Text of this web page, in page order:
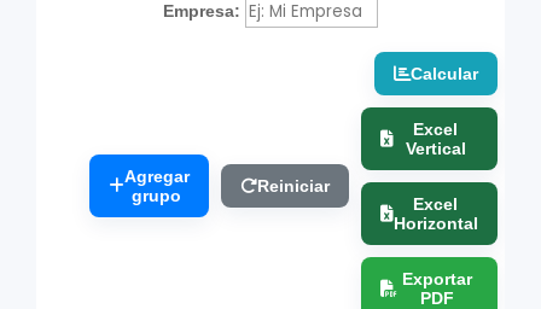
Empresa:
Agregar
grupo
Reiniciar
Calcular
Excel
Vertical
Excel
Horizontal
Exportar
PDF